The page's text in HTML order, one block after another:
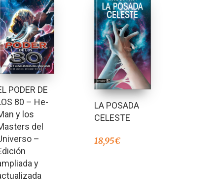
PODER DE
80 – He-
y los
del
–
y
LA POSADA
CELESTE
18,95€